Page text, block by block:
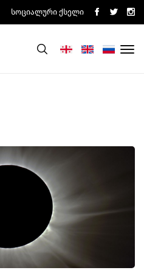
Სოციალური Ქსელი